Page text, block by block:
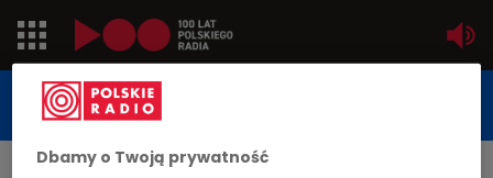
Jedynka
Dwójka
STUDIO REPORTAŻU
POLSKIEGO RADIA
Dbamy o Twoją prywatność